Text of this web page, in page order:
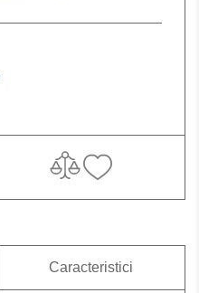
Caracteristici